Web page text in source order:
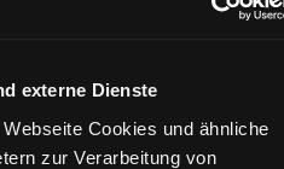
externe Dienste
Cookies und ähnliche
zur Verarbeitung von